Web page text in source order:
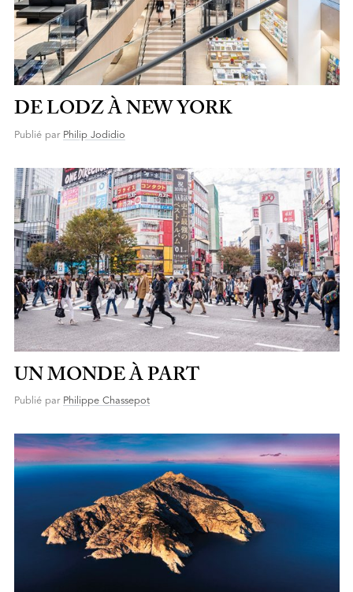
DE LODZ À NEW YORK
Publié par Philip Jodidio
UN MONDE À PART
Publié par Philippe Chassepot